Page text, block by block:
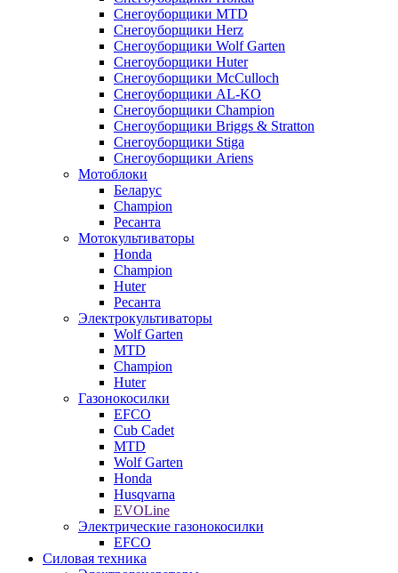
Снегоуборщики MTD
Снегоуборщики Herz
Снегоуборщики Wolf Garten
Снегоуборщики Huter
Снегоуборщики McCulloch
Снегоуборщики AL-KO
Снегоуборщики Champion
Снегоуборщики Briggs & Stratton
Снегоуборщики Stiga
Снегоуборщики Ariens
Мотоблоки
Беларус
Champion
Ресанта
Мотокультиваторы
Honda
Champion
Huter
Ресанта
Электрокультиваторы
Wolf Garten
MTD
Champion
Huter
Газонокосилки
EFCO
Cub Cadet
MTD
Wolf Garten
Honda
Husqvarna
EVOLine
Электрические газонокосилки
EFCO
Силовая техника